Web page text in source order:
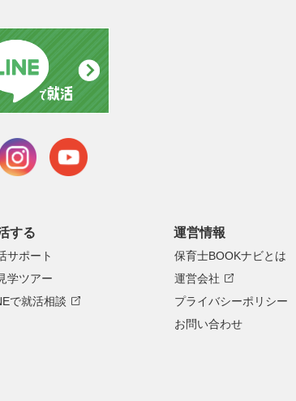
instagramyoutube
する
サポート
学ツアー
で就活相談
運営情報
保育士BOOKナビとは
運営会社
プライバシーポリシー
お問い合わせ